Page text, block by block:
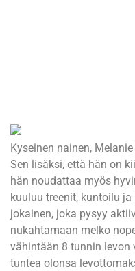
Kyseinen nainen,
Sen lisäksi, että hän on
hän noudattaa myös
kuuluu treenit, kuntoilu
jokainen, joka pysyy
nukahtamaan melko
vähintään 8 tunnin levon
tuntea olonsa